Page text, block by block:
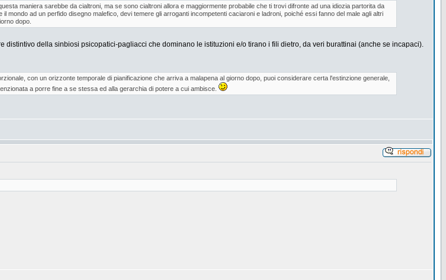
maniera sarebbe da cialtroni, ma se sono cialtroni allora e maggiormente probabile che ti trovi difronte ad una idiozia partorita da
mondo ad un perfido disegno malefico, devi temere gli arroganti incompetenti caciaroni e ladroni, poiché essi fanno del male agli altri
dopo.
distintivo della sinbiosi psicopatici-pagliacci che dominano le istituzioni e/o tirano i fili dietro, da veri burattinai (anche se incapaci).
con un orizzonte temporale di pianificazione che arriva a malapena al giorno dopo, puoi considerare certa l'estinzione generale,
a porre fine a se stessa ed alla gerarchia di potere a cui ambisce.